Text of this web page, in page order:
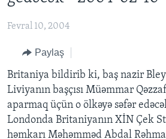
Skip
to
Navigation
Skip
to
Search
DÜNYAYA BAXIŞ
FAKTLAR NƏ DEYIR?
AZƏRBAYCAN
DÜNYA
UKRAYNA BÖHRANI
İSRAIL-HƏMAS MÜNAQIŞƏSI
ABŞ
ABŞ SEÇKILƏRI 2024
İRAN AZƏRBAYCANI
VIDEOLAR
MEDIA AZADLIĞI
Fevral 10, 2004
Paylaş
Britaniya bildirib ki, baş nazir
Liviyanın başçısı Müəmmar
aparmaq üçün o ölkəyə səfər
Londonda Britaniyanın XİN Çek
həmkarı Məhəmməd Abdal